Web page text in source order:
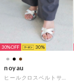
30% 30
noyau